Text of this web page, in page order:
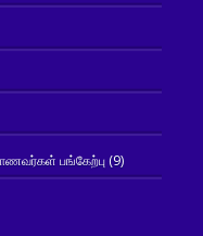
பங்கேற்பு(9)